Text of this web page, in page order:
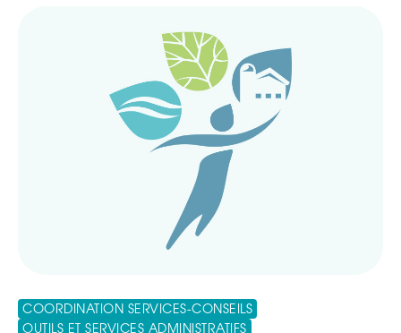
COORDINATION SERVICES-CONSEILS
OUTILS ET SERVICES ADMINISTRATIFS